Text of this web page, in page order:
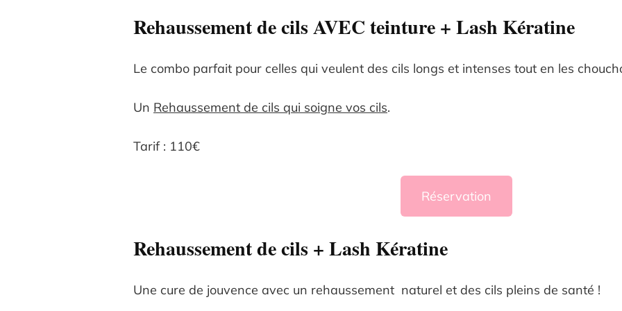
Rehaussement de cils AVEC teinture + Lash Kératine
Le combo parfait pour celles qui veulent des cils longs et intenses tout en les
Un Rehaussement de cils qui soigne vos cils.
Tarif : 110€
Réservation
Rehaussement de cils + Lash Kératine
Une cure de jouvence avec un rehaussement naturel et des cils pleins de santé !